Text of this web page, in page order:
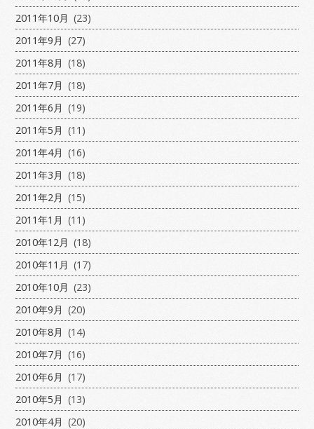
2011年10月 (23)
2011年9月 (27)
2011年8月 (18)
2011年7月 (18)
2011年6月 (19)
2011年5月 (11)
2011年4月 (16)
2011年3月 (18)
2011年2月 (15)
2011年1月 (11)
2010年12月 (18)
2010年11月 (17)
2010年10月 (23)
2010年9月 (20)
2010年8月 (14)
2010年7月 (16)
2010年6月 (17)
2010年5月 (13)
2010年4月 (20)